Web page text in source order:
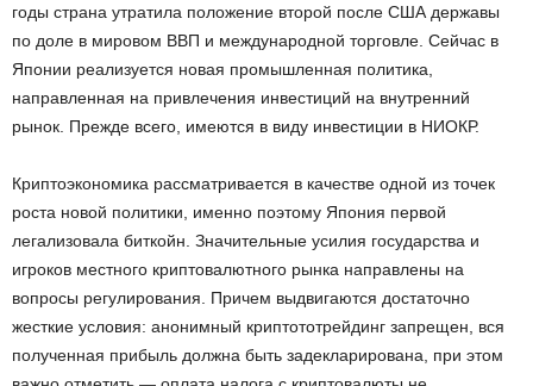
годы страна утратила положение второй после США державы
по доле в мировом ВВП и международной торговле. Сейчас в
Японии реализуется новая промышленная политика,
направленная на привлечения инвестиций на внутренний
рынок. Прежде всего, имеются в виду инвестиции в НИОКР.
Криптоэкономика рассматривается в качестве одной из точек
роста новой политики, именно поэтому Япония первой
легализовала биткойн. Значительные усилия государства и
игроков местного криптовалютного рынка направлены на
вопросы регулирования. Причем выдвигаются достаточно
жесткие условия: анонимный криптототрейдинг запрещен, вся
полученная прибыль должна быть задекларирована, при этом